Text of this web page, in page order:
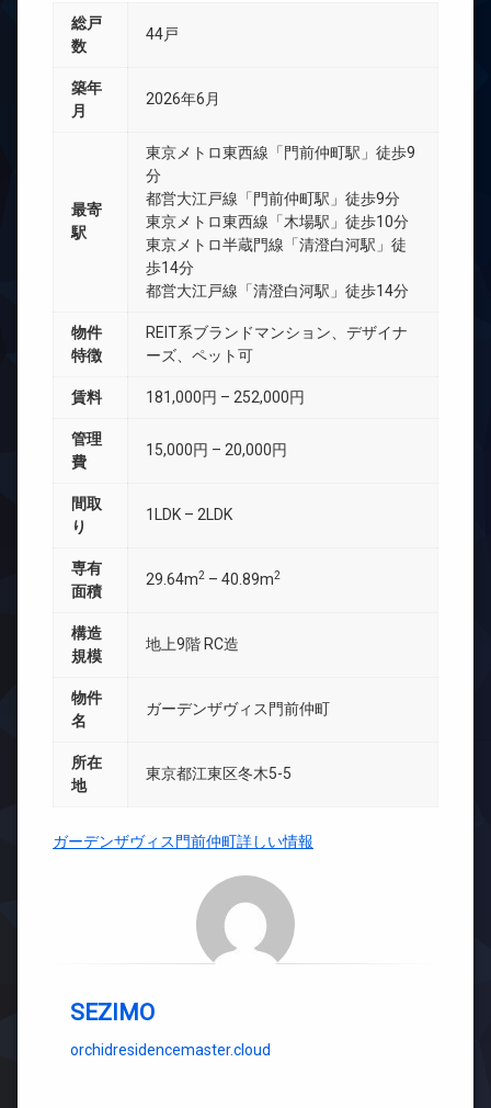
総戸
数
44戸
築年
月
2026年6月
最寄
駅
東京メトロ東西線「門前仲町駅」徒歩9
分
都営大江戸線「門前仲町駅」徒歩9分
東京メトロ東西線「木場駅」徒歩10分
東京メトロ半蔵門線「清澄白河駅」徒
歩14分
都営大江戸線「清澄白河駅」徒歩14分
物件
特徴
REIT系ブランドマンション、デザイナ
ーズ、ペット可
賃料 181,000円 – 252,000円
管理
費
15,000円 – 20,000円
間取
り
1LDK – 2LDK
専有
面積
29.64m2 – 40.89m2
構造
規模
地上9階 RC造
物件
名
ガーデンザヴィス門前仲町
所在
地
東京都江東区冬木5-5
ガーデンザヴィス門前仲町詳しい情報
SEZIMO
orchidresidencemaster.cloud